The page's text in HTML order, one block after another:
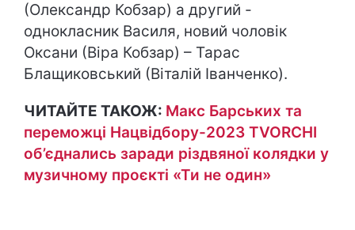
(Олександр Кобзар) а другий -
однокласник Василя, новий чоловік
Оксани (Віра Кобзар) – Тарас
Блащиковський (Віталій Іванченко).
ЧИТАЙТЕ ТАКОЖ: Макс Барських та
переможці Нацвідбору-2023 TVORCHI
об’єднались заради різдвяної колядки у
музичному проєкті «Ти не один»